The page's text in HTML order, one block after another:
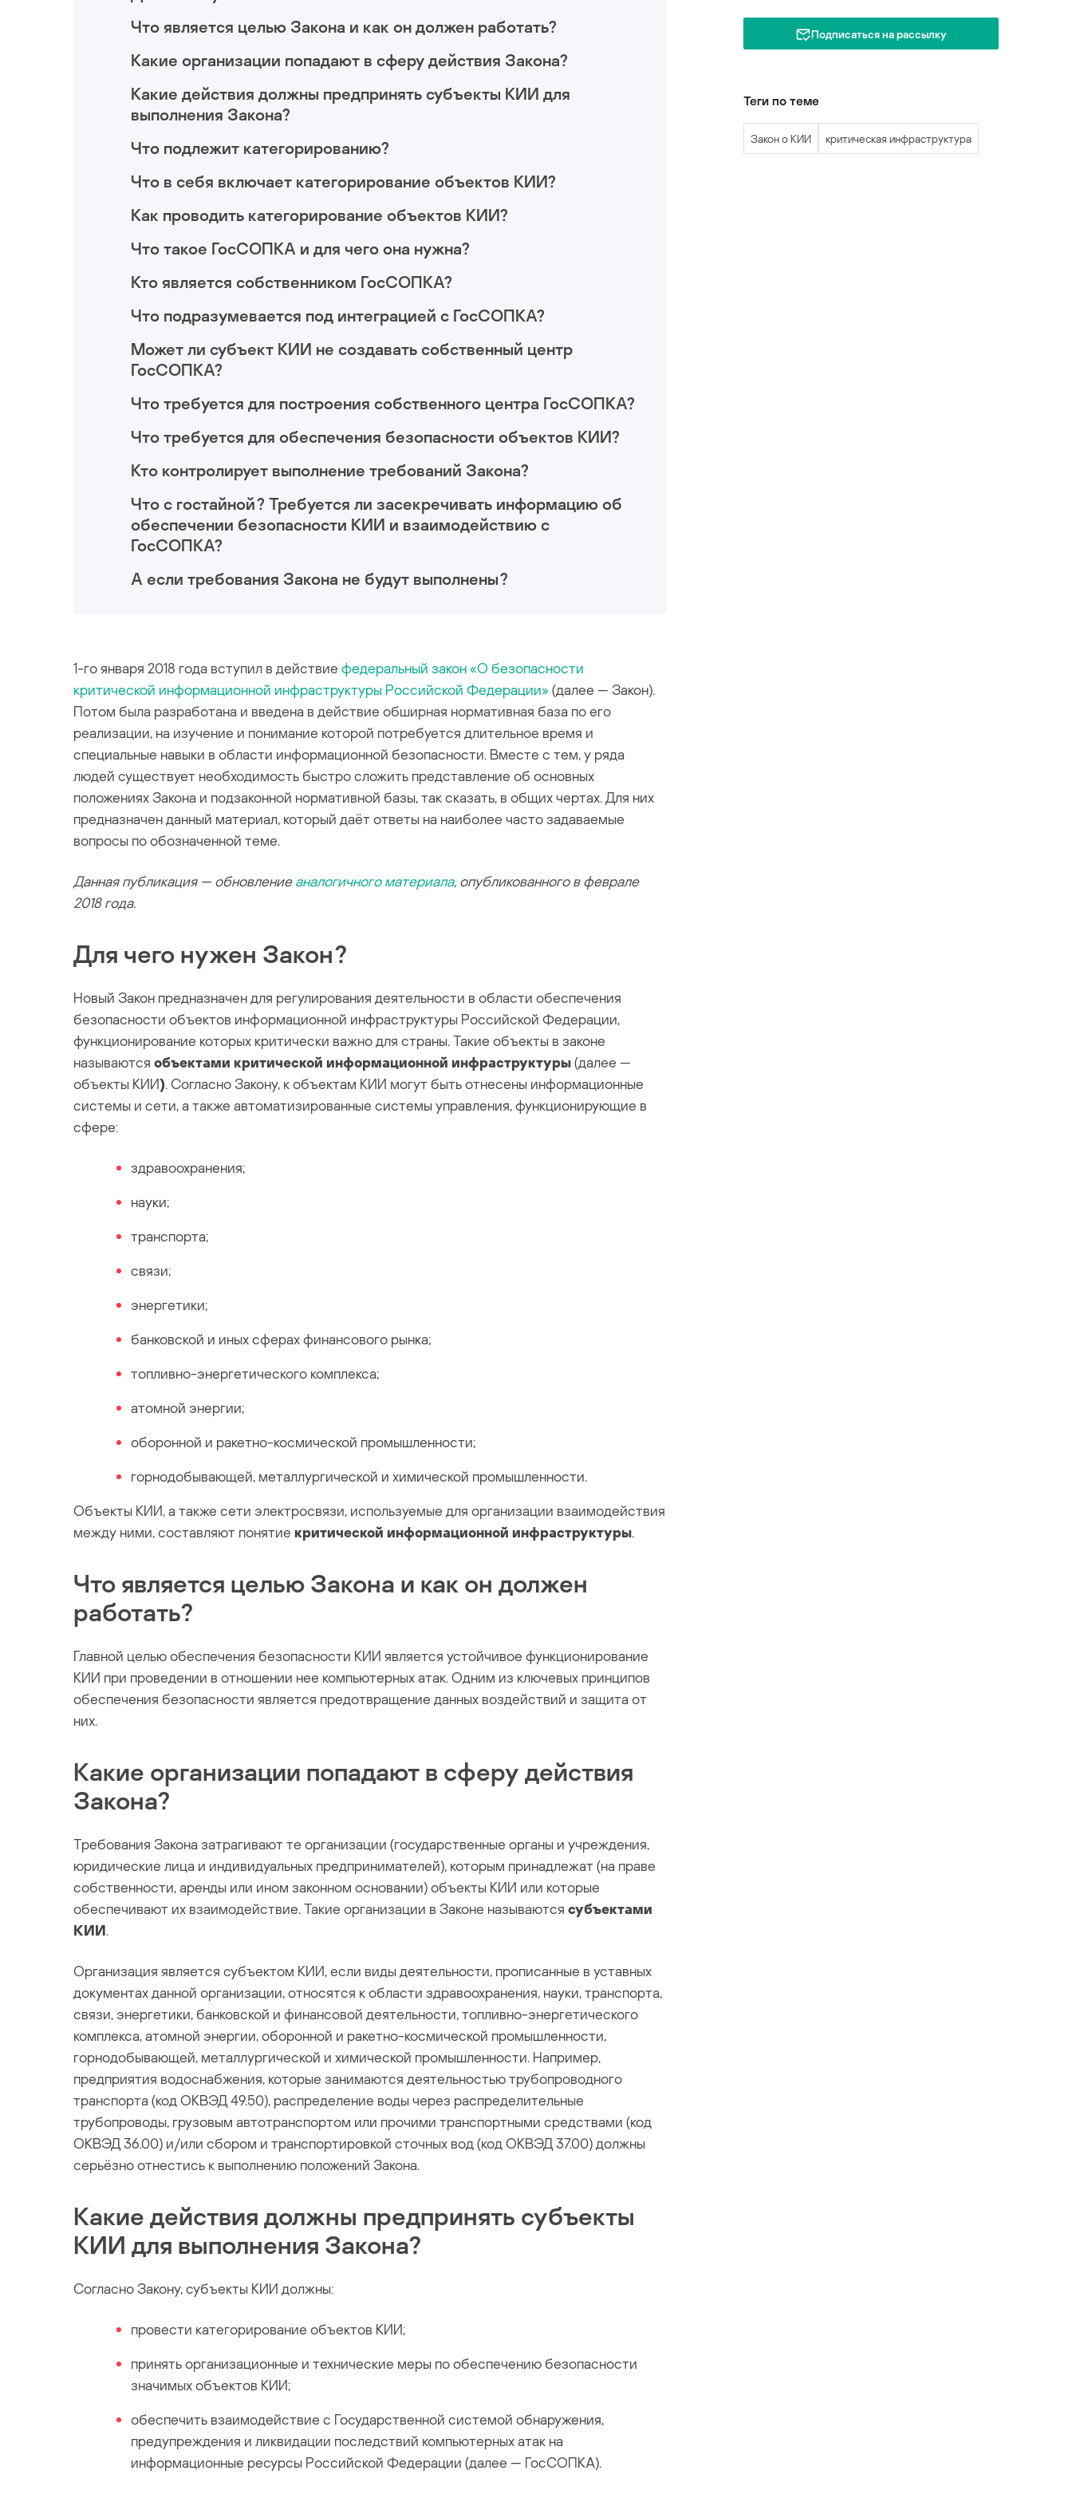
Что является целью Закона и как он должен работать?
Какие организации попадают в сферу действия Закона?
Какие действия должны предпринять субъекты КИИ для
выполнения Закона?
Что подлежит категорированию?
Что в себя включает категорирование объектов КИИ?
Как проводить категорирование объектов КИИ?
Что такое ГосСОПКА и для чего она нужна?
Кто является собственником ГосСОПКА?
Что подразумевается под интеграцией с ГосСОПКА?
Может ли субъект КИИ не создавать собственный центр
ГосСОПКА?
Что требуется для построения собственного центра ГосСОПКА?
Что требуется для обеспечения безопасности объектов КИИ?
Кто контролирует выполнение требований Закона?
Что с гостайной? Требуется ли засекречивать информацию об
обеспечении безопасности КИИ и взаимодействию с
ГосСОПКА?
А если требования Закона не будут выполнены?
1-го января 2018 года вступил в действие федеральный закон «О безопасности
критической информационной инфраструктуры Российской Федерации» (далее — Закон).
Потом была разработана и введена в действие обширная нормативная база по его
реализации, на изучение и понимание которой потребуется длительное время и
специальные навыки в области информационной безопасности. Вместе с тем, у ряда
людей существует необходимость быстро сложить представление об основных
положениях Закона и подзаконной нормативной базы, так сказать, в общих чертах. Для них
предназначен данный материал, который даёт ответы на наиболее часто задаваемые
вопросы по обозначенной теме.
Данная публикация — обновлениеаналогичного материала, опубликованного в феврале
2018 года.
Для чего нужен Закон?
Новый Закон предназначен для регулирования деятельности в области обеспечения
безопасности объектов информационной инфраструктуры Российской Федерации,
функционирование которых критически важно для страны. Такие объекты в законе
называются объектами критической информационной инфраструктуры(далее —
объекты КИИ). Согласно Закону, к объектам КИИ могут быть отнесены информационные
системы и сети, а также автоматизированные системы управления, функционирующие в
сфере:
здравоохранения;
науки;
транспорта;
связи;
энергетики;
банковской и иных сферах финансового рынка;
топливно-энергетического комплекса;
атомной энергии;
оборонной и ракетно-космической промышленности;
горнодобывающей, металлургической и химической промышленности.
Объекты КИИ, а также сети электросвязи, используемые для организации взаимодействия
между ними, составляют понятие критической информационной инфраструктуры.
Что является целью Закона и как он должен
работать?
Главной целью обеспечения безопасности КИИ является устойчивое функционирование
КИИ при проведении в отношении нее компьютерных атак. Одним из ключевых принципов
обеспечения безопасности является предотвращение данных воздействий и защита от
них.
Какие организации попадают в сферу действия
Закона?
Требования Закона затрагивают те организации (государственные органы и учреждения,
юридические лица и индивидуальных предпринимателей), которым принадлежат (на праве
собственности, аренды или ином законном основании) объекты КИИ или которые
обеспечивают их взаимодействие. Такие организации в Законе называются субъектами
КИИ.
Организация является субъектом КИИ, если виды деятельности, прописанные в уставных
документах данной организации, относятся к области здравоохранения, науки, транспорта,
связи, энергетики, банковской и финансовой деятельности, топливно-энергетического
комплекса, атомной энергии, оборонной и ракетно-космической промышленности,
горнодобывающей, металлургической и химической промышленности. Например,
предприятия водоснабжения, которые занимаются деятельностью трубопроводного
транспорта (код ОКВЭД 49.50), распределение воды через распределительные
трубопроводы, грузовым автотранспортом или прочими транспортными средствами (код
ОКВЭД 36.00) и/или сбором и транспортировкой сточных вод (код ОКВЭД 37.00) должны
серьёзно отнестись к выполнению положений Закона.
Какие действия должны предпринять субъекты
КИИ для выполнения Закона?
Согласно Закону, субъекты КИИ должны:
провести категорирование объектов КИИ;
принять организационные и технические меры по обеспечению безопасности
значимых объектов КИИ;
обеспечить взаимодействие с Государственной системой обнаружения,
предупреждения и ликвидации последствий компьютерных атак на
информационные ресурсы Российской Федерации (далее — ГосСОПКА).
Подписаться на рассылку
Теги по теме
Закон о КИИ критическая инфраструктура